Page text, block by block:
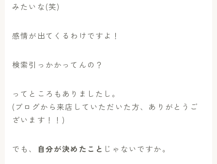
みたいな(笑)
感情が出てくるわけですよ！
検索引っかかってんの？
ってところもありましたし。
(ブログから来店していただいた方、ありがとうご
ざいます！！)
でも、 自分が決めたこと じゃないですか。